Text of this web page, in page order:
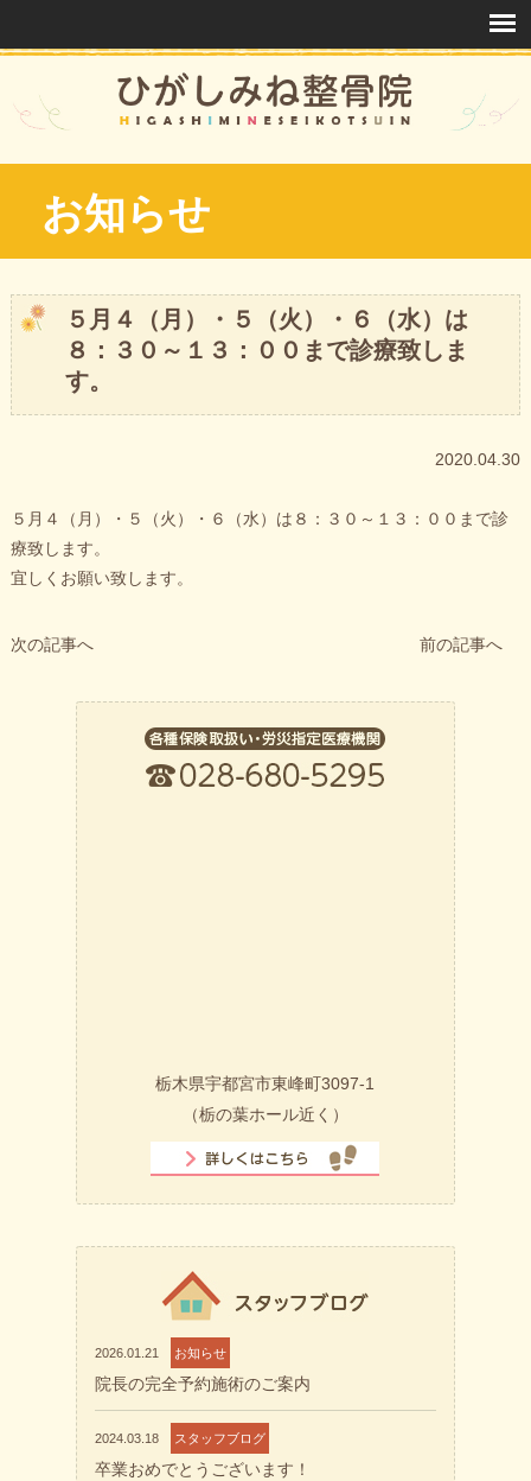
お知らせ
５月４（月）・５（火）・６（水）は
８：３０～１３：００まで診療致しま
す。
2020.04.30
５月４（月）・５（火）・６（水）は８：３０～１３：００まで診
療致します。
宜しくお願い致します。
次の記事へ 前の記事へ
栃木県宇都宮市東峰町3097-1
（栃の葉ホール近く）
2026.01.21 お知らせ
院長の完全予約施術のご案内
2024.03.18 スタッフブログ
卒業おめでとうございます！